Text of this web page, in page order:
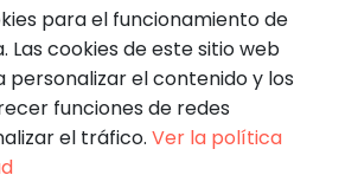
© Foodtruckya 2026
para el funcionamiento de
Las cookies de este sitio web
personalizar el contenido y los
funciones de redes
el tráfico. Ver la política